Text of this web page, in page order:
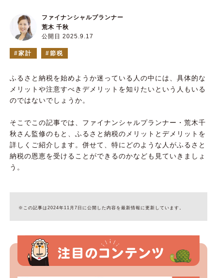
公開日 2025.9.17
ファイナンシャルプランナー
荒木 千秋
家計 節税
ふるさと納税を始めようか迷っている人の中には、具体的な
メリットや注意すべきデメリットを知りたいという人もいる
のではないでしょうか。
そこでこの記事では、ファイナンシャルプランナー・荒木千
秋さん監修のもと、ふるさと納税のメリットとデメリットを
詳しくご紹介します。併せて、特にどのような人がふるさと
納税の恩恵を受けることができるのかなども見ていきましょ
う。
※この記事は2024年11月7日に公開した内容を最新情報に更新しています。